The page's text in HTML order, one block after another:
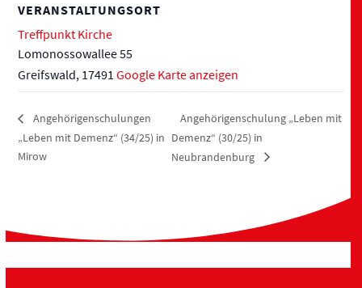
VERANSTALTUNGSORT
Treffpunkt Kirche
Lomonossowallee 55
Greifswald, 17491 Google Karte anzeigen
Angehörigenschulungen
„Leben mit Demenz“ (34/25) in
Mirow
Angehörigenschulung „Leben mit
Demenz“ (30/25) in
Neubrandenburg